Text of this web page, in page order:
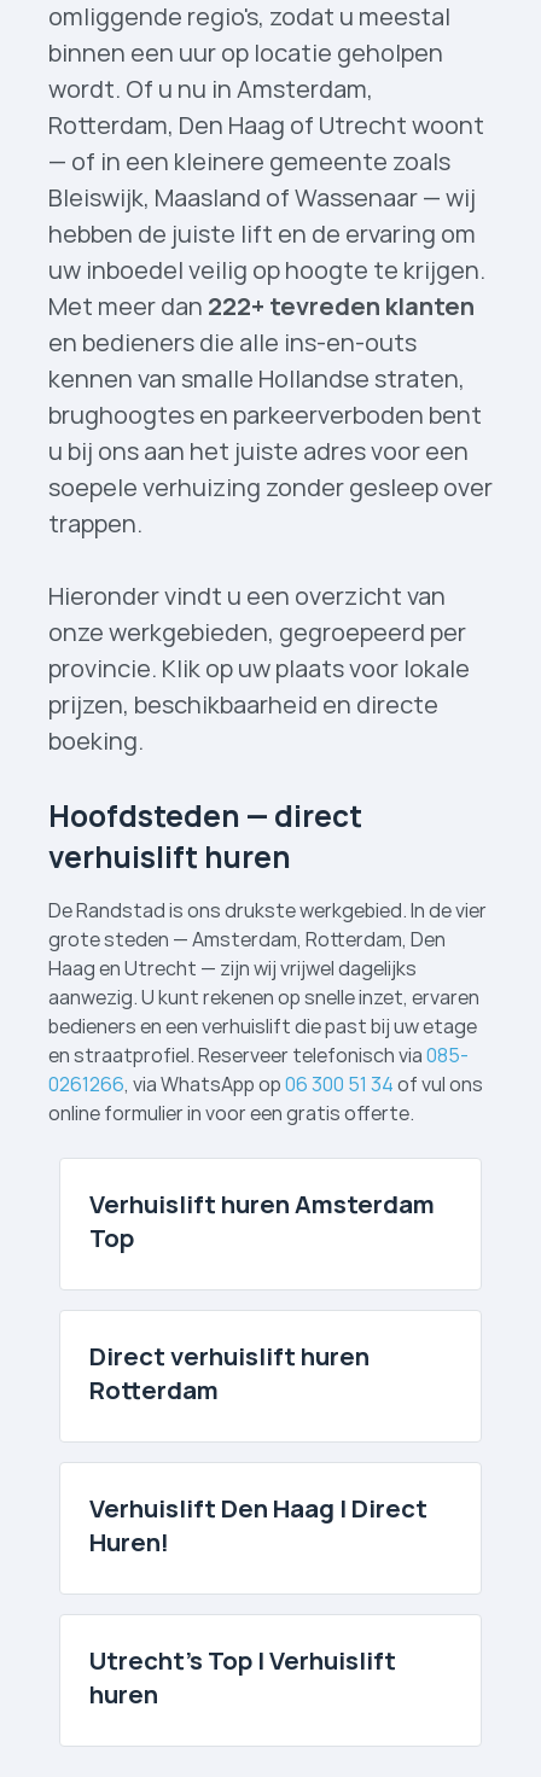
omliggende regio's, zodat u meestal
binnen een uur op locatie geholpen
wordt. Of u nu in Amsterdam,
Rotterdam, Den Haag of Utrecht woont
— of in een kleinere gemeente zoals
Bleiswijk, Maasland of Wassenaar — wij
hebben de juiste lift en de ervaring om
uw inboedel veilig op hoogte te krijgen.
Met meer dan 222+ tevreden klanten
en bedieners die alle ins-en-outs
kennen van smalle Hollandse straten,
brughoogtes en parkeerverboden bent
u bij ons aan het juiste adres voor een
soepele verhuizing zonder gesleep over
trappen.
Hieronder vindt u een overzicht van
onze werkgebieden, gegroepeerd per
provincie. Klik op uw plaats voor lokale
prijzen, beschikbaarheid en directe
boeking.
Hoofdsteden — direct
verhuislift huren
De Randstad is ons drukste werkgebied. In de vier
grote steden — Amsterdam, Rotterdam, Den
Haag en Utrecht — zijn wij vrijwel dagelijks
aanwezig. U kunt rekenen op snelle inzet, ervaren
bedieners en een verhuislift die past bij uw etage
en straatprofiel. Reserveer telefonisch via085-
0261266, via WhatsApp op06 300 51 34of vul ons
online formulier in voor een gratis offerte.
Verhuislift huren Amsterdam
Top
Direct verhuislift huren
Rotterdam
Verhuislift Den Haag | Direct
Huren!
Utrecht's Top | Verhuislift
huren